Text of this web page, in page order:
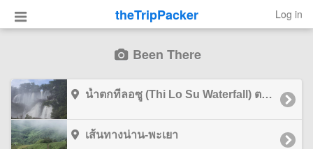
theTripPacker Log in
Been There
น้ำตกทีลอซู (Thi Lo Su Waterfall) ตาก
เส้นทางน่าน-พะเยา